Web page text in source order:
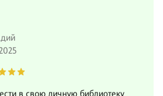
в свою личную библиотеку